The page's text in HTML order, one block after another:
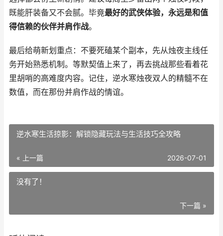
既能肝装备又不会腻。毕竟最好的武侠体验，永远是和值
得信赖的伙伴并肩作战。
最后给萌新划重点：不要死磕某个副本，先从烛夜主线任
务开始熟悉机制。等默契值上来了，再去挑战那些看着花
里胡哨的高难度内容。记住，逆水寒烛夜双人的精髓不在
数值，而在那份并肩作战的情谊。
逆水寒生活掠影：解锁隐藏玩法与生活技巧全攻略
« 上一篇 2026-07-01
没有了！
下一篇 »